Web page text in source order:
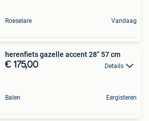
Roeselare Vandaag
herenfiets gazelle accent 28" 57 cm
€ 175,00 Details
Balen Eergisteren